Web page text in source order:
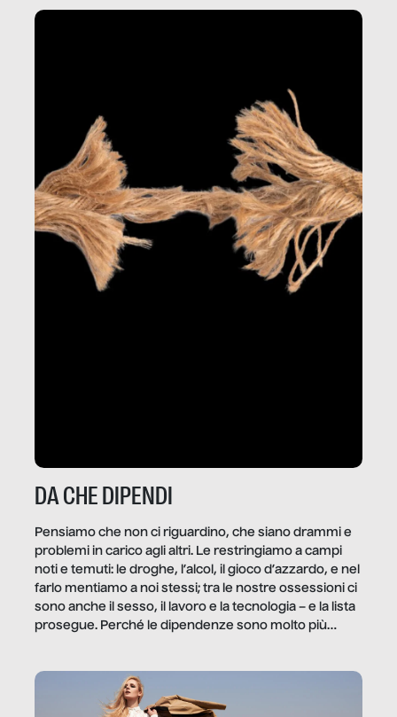
dietro gli oggetti e i servizi che fanno la nostra vita
DA CHE DIPENDI
Pensiamo che non ci riguardino, che siano drammi e
problemi in carico agli altri. Le restringiamo a campi
noti e temuti: le droghe, l’alcol, il gioco d’azzardo, e nel
farlo mentiamo a noi stessi; tra le nostre ossessioni ci
sono anche il sesso, il lavoro e la tecnologia – e la lista
prosegue. Perché le dipendenze sono molto più
trae un guadagno. In questo reportage vediamo
quale e come.